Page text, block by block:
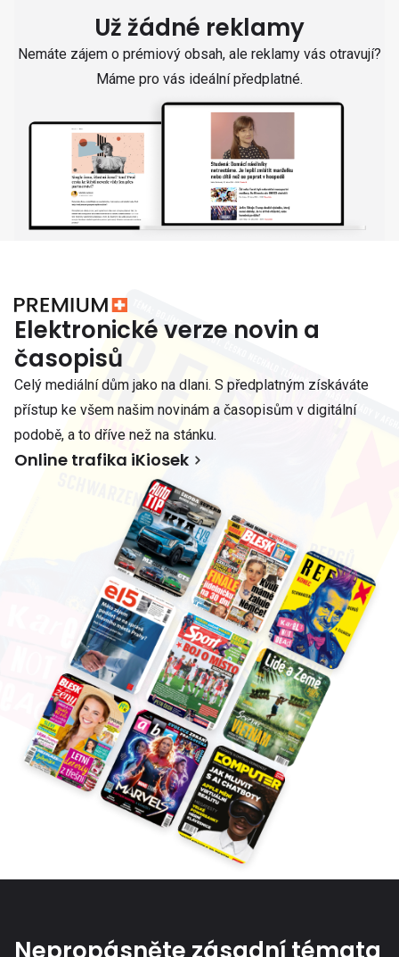
Už žádné reklamy
Nemáte zájem o prémiový obsah, ale reklamy vás otravují?
Máme pro vás ideální předplatné.
Elektronické verze novin a
časopisů
Celý mediální dům jako na dlani. S předplatným získáváte
přístup ke všem našim novinám a časopisům v digitální
podobě, a to dříve než na stánku.
Online trafika iKiosek